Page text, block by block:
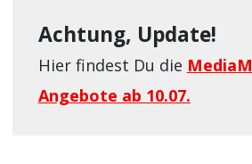
Achtung, Update!
Hier findest Du die
Angebote ab 10.07.